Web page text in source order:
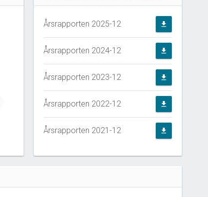
Årsrapporten 2025-12 file_download
Årsrapporten 2024-12 file_download
Årsrapporten 2023-12 file_download
Årsrapporten 2022-12 file_download
Årsrapporten 2021-12 file_download